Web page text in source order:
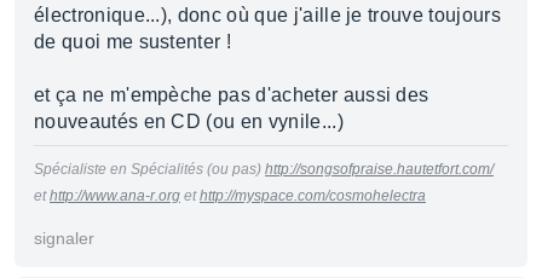
électronique...), donc où que j'aille je trouve toujours
de quoi me sustenter !
et ça ne m'empèche pas d'acheter aussi des
nouveautés en CD (ou en vynile...)
Spécialiste en Spécialités (ou pas) http://songsofpraise.hautetfort.com/
ethttp://www.ana-r.org ethttp://myspace.com/cosmohelectra
signaler